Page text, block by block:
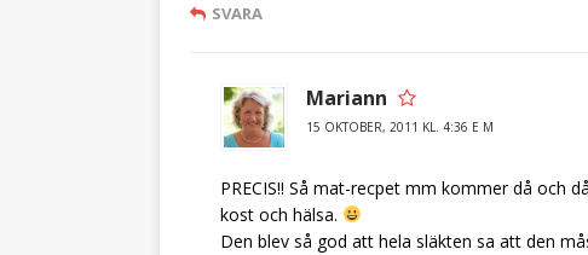
SVARA
Mariann
15 OKTOBER, 2011 KL. 4:36 E M
PRECIS!! Så mat-recpet mm kommer då och
kost och hälsa.
Den blev så god att hela släkten sa att den